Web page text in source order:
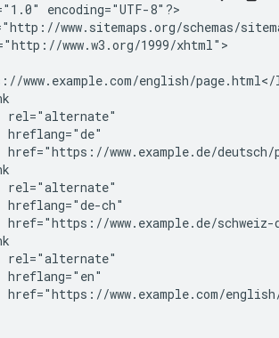
encoding="UTF-8"?>
www.sitemaps.org/schemas/
www.w3.org/1999/xhtml">
www.example.com/english/page.html</
rel="alternate"
hreflang="de"
href="https://www.example.de/
rel="alternate"
hreflang="de-ch"
href="https://www.example.de/
rel="alternate"
hreflang="en"
href="https://www.example.com/